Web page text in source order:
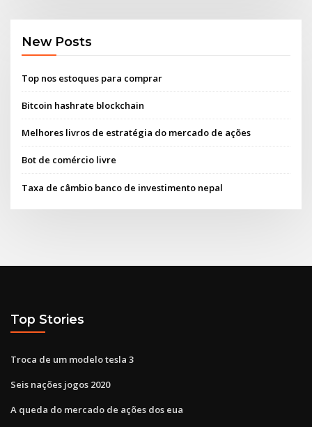
New Posts
Top nos estoques para comprar
Bitcoin hashrate blockchain
Melhores livros de estratégia do mercado de ações
Bot de comércio livre
Taxa de câmbio banco de investimento nepal
Top Stories
Troca de um modelo tesla 3
Seis nações jogos 2020
A queda do mercado de ações dos eua